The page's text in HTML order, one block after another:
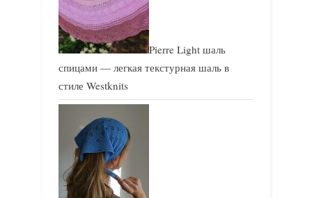
Pierre Light шаль
спицами — легкая текстурная шаль в
стиле Westknits